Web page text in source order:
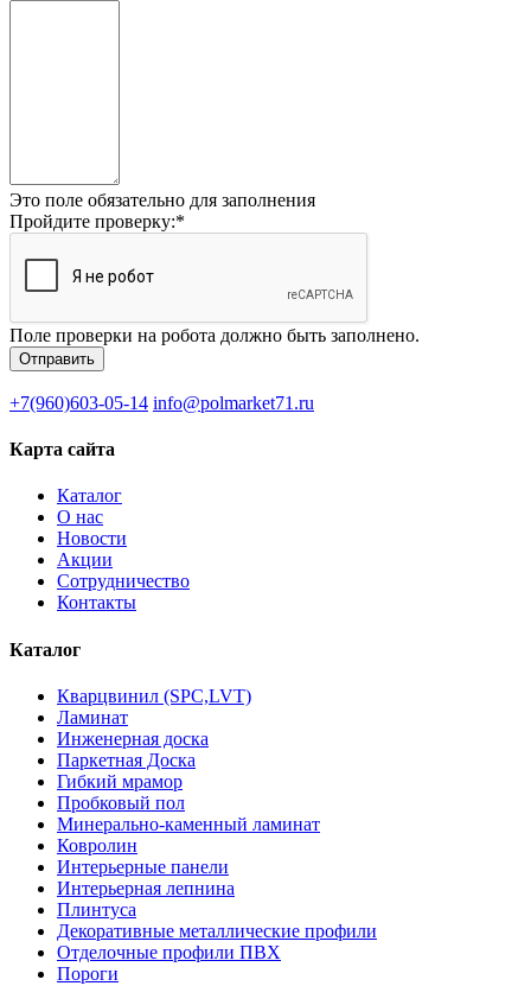
Это поле обязательно для заполнения
Пройдите проверку:*
Поле проверки на робота должно быть заполнено.
+7(960)603-05-14 info@polmarket71.ru
Карта сайта
Каталог
О нас
Новости
Акции
Сотрудничество
Контакты
Каталог
Кварцвинил (SPC,LVT)
Ламинат
Инженерная доска
Паркетная Доска
Гибкий мрамор
Пробковый пол
Минерально-каменный ламинат
Ковролин
Интерьерные панели
Интерьерная лепнина
Плинтуса
Декоративные металлические профили
Отделочные профили ПВХ
Пороги